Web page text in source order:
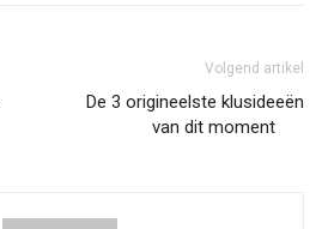
Volgend artikel
De 3 origineelste klusideeën
van dit moment